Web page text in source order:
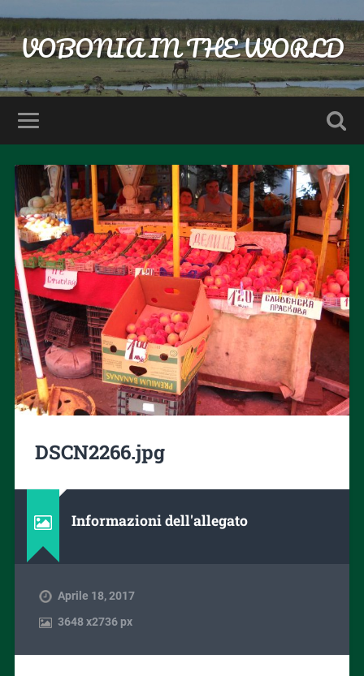
VOBONIA IN THE WORLD
DSCN2266.jpg
Informazioni dell'allegato
Aprile 18, 2017
3648x2736 px